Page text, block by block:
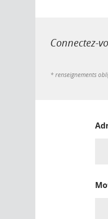
Connectez-
* renseignements